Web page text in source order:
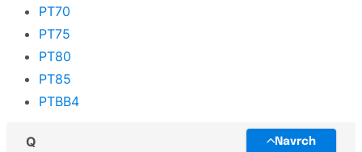
PT70
PT75
PT80
PT85
PTBB4
Q Navrch